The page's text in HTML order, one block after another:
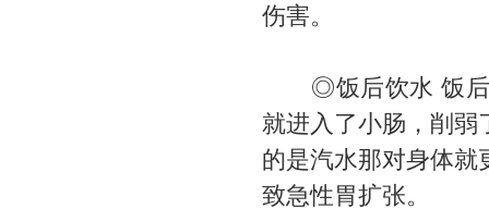
伤害。
◎饭后饮水 饭后
就进入了小肠，削弱
的是汽水那对身体就
致急性胃扩张。